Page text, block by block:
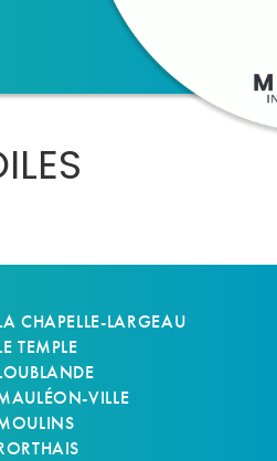
CHAPELLE-LARGEAU
TEMPLE
VILLE